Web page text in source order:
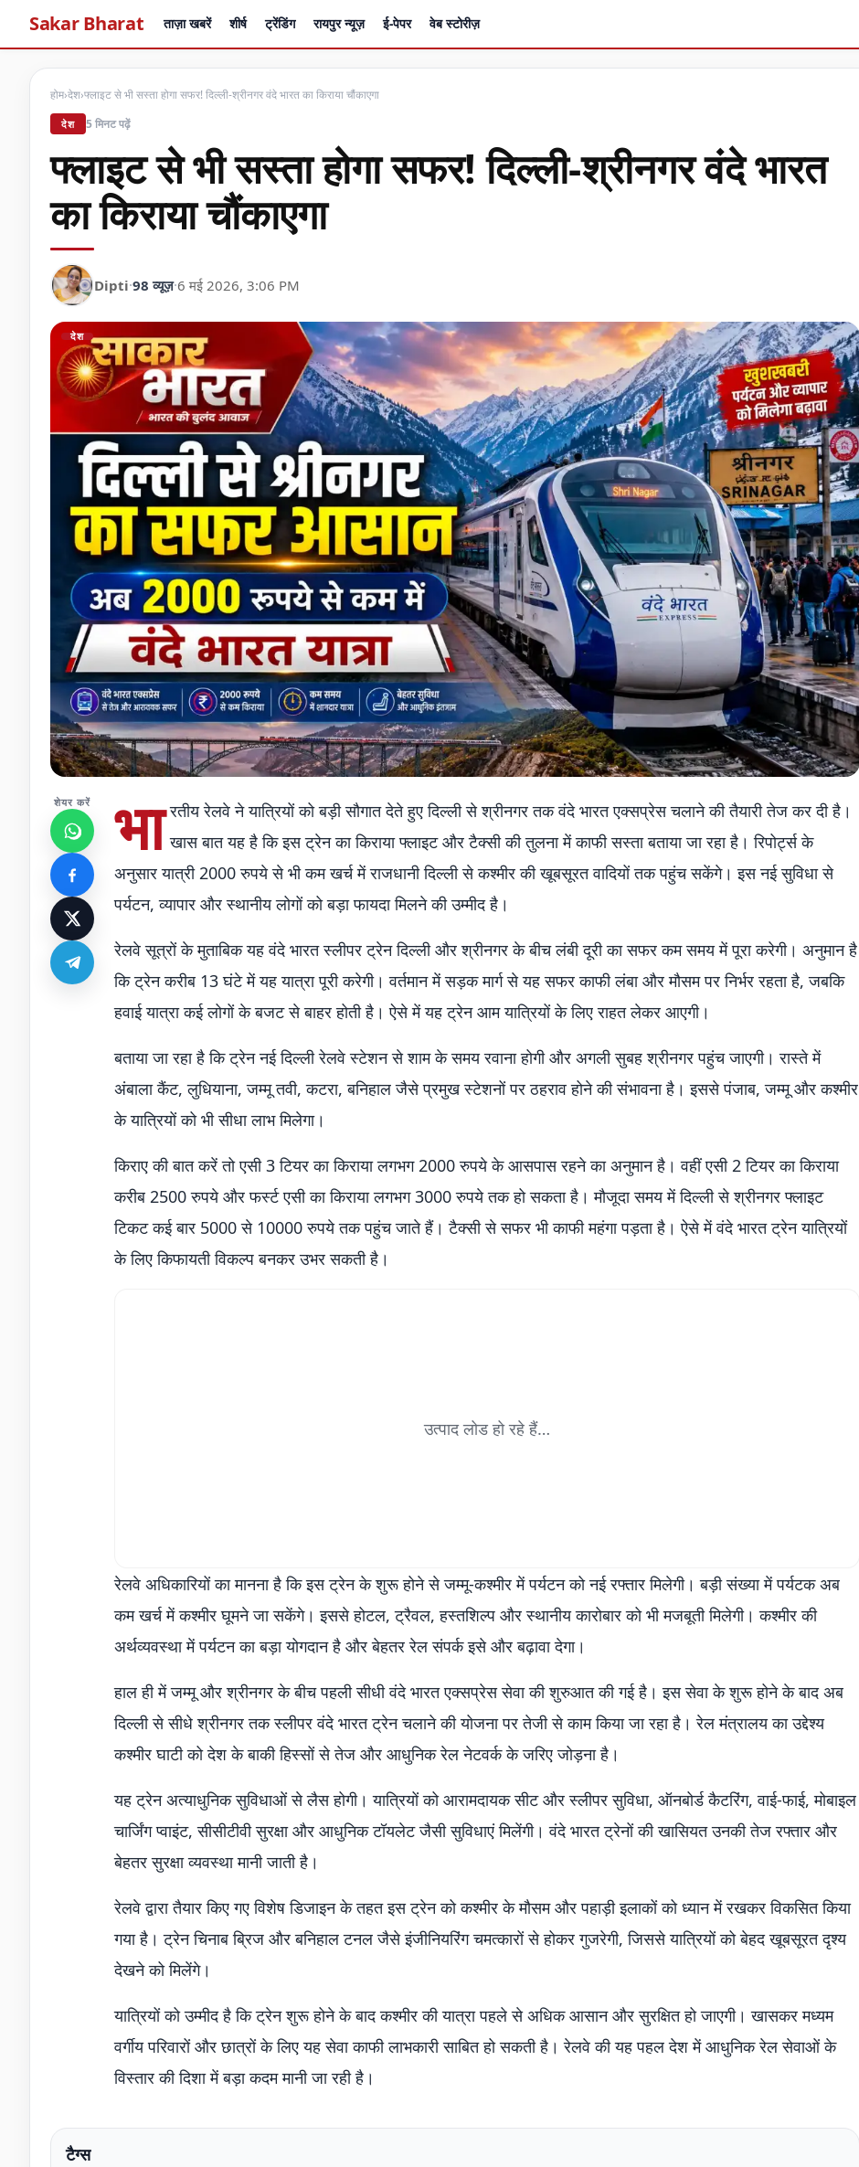
Sakar Bharat ताज़ा खबरें शीर्ष ट्रेंडिंग रायपुर न्यूज़ ई-पेपर वेब स्टोरीज़
होम›देश›फ्लाइट से भी सस्ता होगा सफर! दिल्ली-श्रीनगर वंदे भारत का किराया चौंकाएगा
देश 5 मिनट पढ़ें
फ्लाइट से भी सस्ता होगा सफर! दिल्ली-श्रीनगर वंदे भारत
का किराया चौंकाएगा
Dipti·98 व्यूज़·6 मई 2026, 3:06 PM
देश
शेयर करें भा रतीय रेलवे ने यात्रियों को बड़ी सौगात देते हुए दिल्ली से श्रीनगर तक वंदे भारत एक्सप्रेस चलाने की तैयारी तेज कर दी है।
खास बात यह है कि इस ट्रेन का किराया फ्लाइट और टैक्सी की तुलना में काफी सस्ता बताया जा रहा है। रिपोर्ट्स के
अनुसार यात्री 2000 रुपये से भी कम खर्च में राजधानी दिल्ली से कश्मीर की खूबसूरत वादियों तक पहुंच सकेंगे। इस नई सुविधा से
पर्यटन, व्यापार और स्थानीय लोगों को बड़ा फायदा मिलने की उम्मीद है।
रेलवे सूत्रों के मुताबिक यह वंदे भारत स्लीपर ट्रेन दिल्ली और श्रीनगर के बीच लंबी दूरी का सफर कम समय में पूरा करेगी। अनुमान है
कि ट्रेन करीब 13 घंटे में यह यात्रा पूरी करेगी। वर्तमान में सड़क मार्ग से यह सफर काफी लंबा और मौसम पर निर्भर रहता है, जबकि
हवाई यात्रा कई लोगों के बजट से बाहर होती है। ऐसे में यह ट्रेन आम यात्रियों के लिए राहत लेकर आएगी।
बताया जा रहा है कि ट्रेन नई दिल्ली रेलवे स्टेशन से शाम के समय रवाना होगी और अगली सुबह श्रीनगर पहुंच जाएगी। रास्ते में
अंबाला कैंट, लुधियाना, जम्मू तवी, कटरा, बनिहाल जैसे प्रमुख स्टेशनों पर ठहराव होने की संभावना है। इससे पंजाब, जम्मू और कश्मीर
के यात्रियों को भी सीधा लाभ मिलेगा।
किराए की बात करें तो एसी 3 टियर का किराया लगभग 2000 रुपये के आसपास रहने का अनुमान है। वहीं एसी 2 टियर का किराया
करीब 2500 रुपये और फर्स्ट एसी का किराया लगभग 3000 रुपये तक हो सकता है। मौजूदा समय में दिल्ली से श्रीनगर फ्लाइट
टिकट कई बार 5000 से 10000 रुपये तक पहुंच जाते हैं। टैक्सी से सफर भी काफी महंगा पड़ता है। ऐसे में वंदे भारत ट्रेन यात्रियों
के लिए किफायती विकल्प बनकर उभर सकती है।
उत्पाद लोड हो रहे हैं…
रेलवे अधिकारियों का मानना है कि इस ट्रेन के शुरू होने से जम्मू-कश्मीर में पर्यटन को नई रफ्तार मिलेगी। बड़ी संख्या में पर्यटक अब
कम खर्च में कश्मीर घूमने जा सकेंगे। इससे होटल, ट्रैवल, हस्तशिल्प और स्थानीय कारोबार को भी मजबूती मिलेगी। कश्मीर की
अर्थव्यवस्था में पर्यटन का बड़ा योगदान है और बेहतर रेल संपर्क इसे और बढ़ावा देगा।
हाल ही में जम्मू और श्रीनगर के बीच पहली सीधी वंदे भारत एक्सप्रेस सेवा की शुरुआत की गई है। इस सेवा के शुरू होने के बाद अब
दिल्ली से सीधे श्रीनगर तक स्लीपर वंदे भारत ट्रेन चलाने की योजना पर तेजी से काम किया जा रहा है। रेल मंत्रालय का उद्देश्य
कश्मीर घाटी को देश के बाकी हिस्सों से तेज और आधुनिक रेल नेटवर्क के जरिए जोड़ना है।
यह ट्रेन अत्याधुनिक सुविधाओं से लैस होगी। यात्रियों को आरामदायक सीट और स्लीपर सुविधा, ऑनबोर्ड कैटरिंग, वाई-फाई, मोबाइल
चार्जिंग प्वाइंट, सीसीटीवी सुरक्षा और आधुनिक टॉयलेट जैसी सुविधाएं मिलेंगी। वंदे भारत ट्रेनों की खासियत उनकी तेज रफ्तार और
बेहतर सुरक्षा व्यवस्था मानी जाती है।
रेलवे द्वारा तैयार किए गए विशेष डिजाइन के तहत इस ट्रेन को कश्मीर के मौसम और पहाड़ी इलाकों को ध्यान में रखकर विकसित किया
गया है। ट्रेन चिनाब ब्रिज और बनिहाल टनल जैसे इंजीनियरिंग चमत्कारों से होकर गुजरेगी, जिससे यात्रियों को बेहद खूबसूरत दृश्य
देखने को मिलेंगे।
यात्रियों को उम्मीद है कि ट्रेन शुरू होने के बाद कश्मीर की यात्रा पहले से अधिक आसान और सुरक्षित हो जाएगी। खासकर मध्यम
वर्गीय परिवारों और छात्रों के लिए यह सेवा काफी लाभकारी साबित हो सकती है। रेलवे की यह पहल देश में आधुनिक रेल सेवाओं के
विस्तार की दिशा में बड़ा कदम मानी जा रही है।
टैग्स